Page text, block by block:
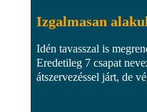
Izgalmasan
Idén tavasszal is
Eredetileg 7 csapat
átszervezéssel járt, de